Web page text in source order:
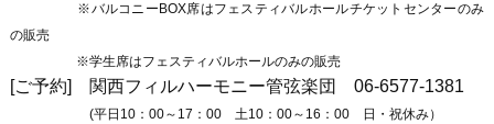
※バルコニーBOX席はフェスティバルホールチケットセンターのみ
の販売
※学生席はフェスティバルホールのみの販売
[ご予約] 関西フィルハーモニー管弦楽団 06-6577-1381
(平日10：00～17：00 土10：00～16：00 日・祝休み）